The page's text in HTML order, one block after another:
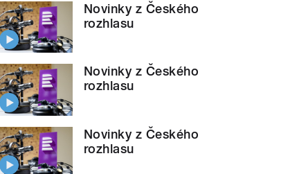
Novinky z Českého
rozhlasu
Novinky z Českého
rozhlasu
Novinky z Českého
rozhlasu